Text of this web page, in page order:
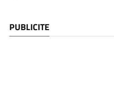
PUBLICITE